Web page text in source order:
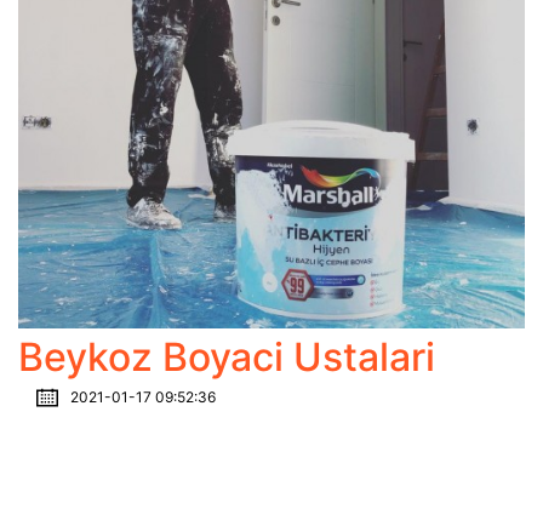
Beykoz Boyaci Ustalari
2021-01-17 09:52:36